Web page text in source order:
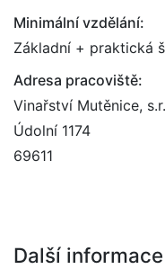
Minimální vzdělání:
Základní + praktická
Adresa pracoviště:
Vinařství Mutěnice,
Údolní 1174
69611
Další